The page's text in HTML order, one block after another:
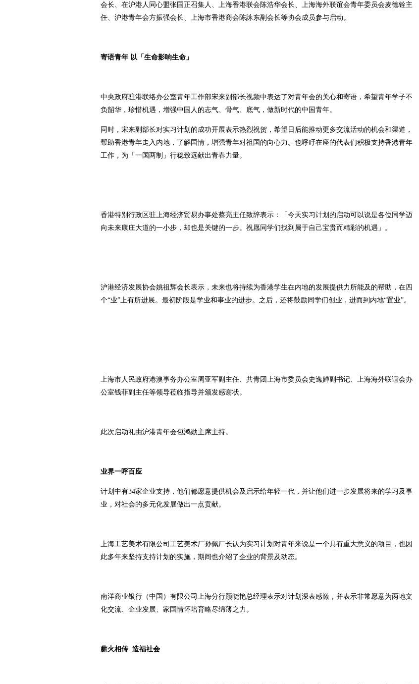
会长、在沪港人同心盟张国正召集人、上海香港联会陈浩华会长、上海海外联谊会青年委员会麦德铨主
任、沪港青年会方振强会长、上海市香港商会陈詠东副会长等协会成员参与启动。
寄语青年 以「生命影响生命」
中央政府驻港联络办公室青年工作部宋来副部长视频中表达了对青年会的关心和寄语，希望青年学子不
负韶华，珍惜机遇，增强中国人的志气、骨气、底气，做新时代的中国青年。
同时，宋来副部长对实习计划的成功开展表示热烈祝贺，希望日后能推动更多交流活动的机会和渠道，
帮助香港青年走入内地，了解国情，增强青年对祖国的向心力。也呼吁在座的代表们积极支持香港青年
工作，为「一国两制」行稳致远献出青春力量。
香港特别行政区驻上海经济贸易办事处蔡亮主任致辞表示：「今天实习计划的启动可以说是各位同学迈
向未来康庄大道的一小步，却也是关键的一步。祝愿同学们找到属于自己宝贵而精彩的机遇」。
沪港经济发展协会姚祖辉会长表示，未来也将持续为香港学生在内地的发展提供力所能及的帮助，在四
个“业”上有所进展。最初阶段是学业和事业的进步。之后，还将鼓励同学们创业，进而到内地“置业”。
上海市人民政府港澳事务办公室周亚军副主任、共青团上海市委员会史逸婵副书记、上海海外联谊会办
公室钱菲副主任等领导莅临指导并颁发感谢状。
此次启动礼由沪港青年会包鸿勋主席主持。
业界一呼百应
计划中有34家企业支持，他们都愿意提供机会及启示给年轻一代，并让他们进一步发展将来的学习及事
业，对社会的多元化发展做出一点贡献。
上海工艺美术有限公司工艺美术厂孙佩厂长认为实习计划对青年来说是一个具有重大意义的项目，也因
此多年来坚持支持计划的实施，期间也介绍了企业的背景及动态。
南洋商业银行（中国）有限公司上海分行顾晓艳总经理表示对计划深表感激，并表示非常愿意为两地文
化交流、企业发展、家国情怀培育略尽绵薄之力。
薪火相传 造福社会